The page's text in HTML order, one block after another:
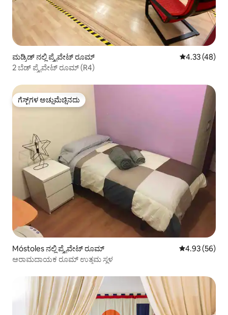
ಮಡ್ರಿಡ್ ನಲ್ಲಿ ಪ್ರೈವೇಟ್ ರೂಮ್ 5 ರಲ್ಲಿ 4.33
4.33 (48)
2 ಬೆಡ್ ಪ್ರೈವೇಟ್ ರೂಮ್ (R4)
ಗೆಸ್ಟ್‌ಗಳ ಅಚ್ಚುಮೆಚ್ಚಿನದು
ಗೆಸ್ಟ್‌ಗಳ ಅಚ್ಚುಮೆಚ್ಚಿನದು
Móstoles ನಲ್ಲಿ ಪ್ರೈವೇಟ್ ರೂಮ್ 5 ರಲ್ಲಿ 4.93
4.93 (56)
ಆರಾಮದಾಯಕ ರೂಮ್ ಉತ್ತಮ ಸ್ಥಳ